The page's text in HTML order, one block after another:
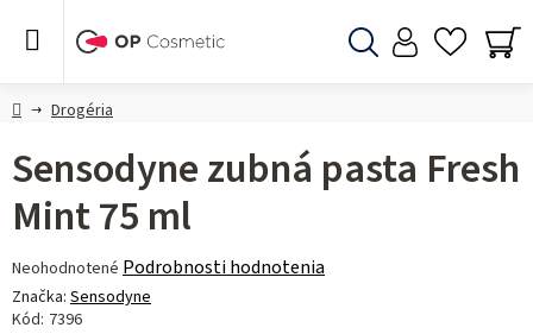
DomovDrogéria
Sensodyne zubná pasta Fresh
Mint 75 ml
Priemerné
hodnotenie
produktu
Neohodnotené Podrobnosti hodnotenia
Značka: Sensodyne
Kód: 7396